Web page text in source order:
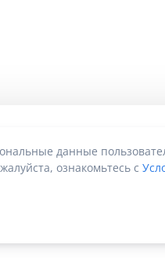
данные
ознакомьтесь с